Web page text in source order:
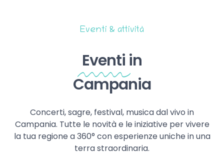
Eventi & attività
Eventi in
Campania
Concerti, sagre, festival, musica dal vivo in
Campania. Tutte le novità e le iniziative per vivere
la tua regione a 360° con esperienze uniche in una
terra straordinaria.